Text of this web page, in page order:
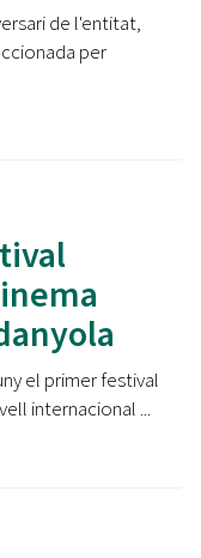
de l'entitat,
per
el primer festival
internacional ...